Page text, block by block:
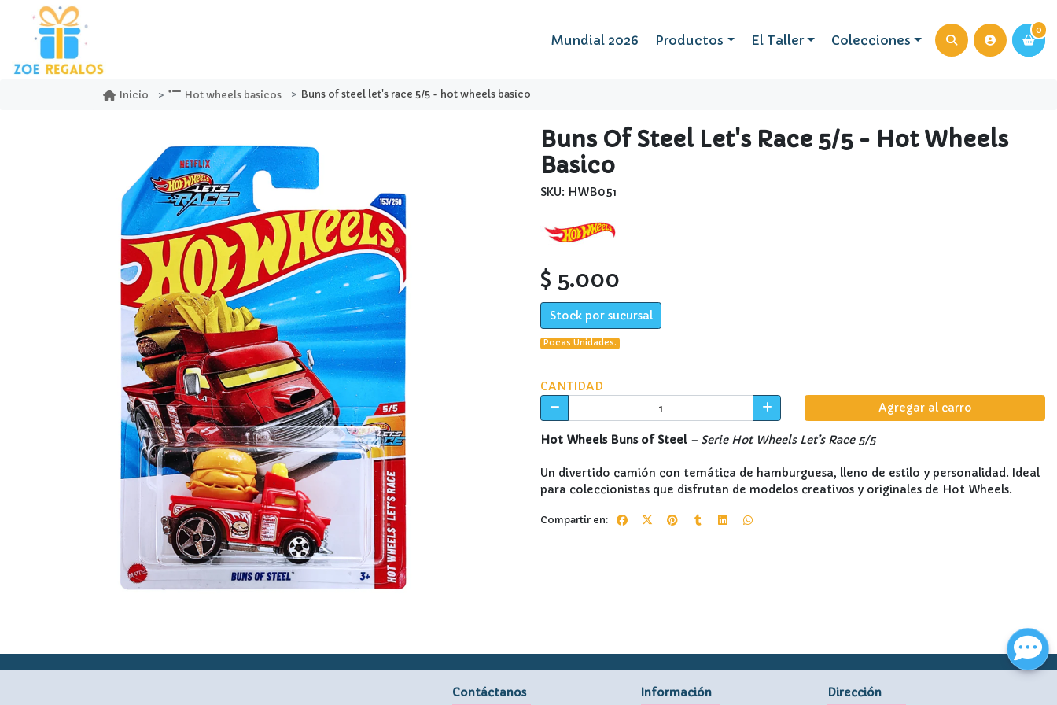
0
Mundial 2026 Productos El Taller Colecciones
0
Inicio Hot wheels basicos Buns of steel let's race 5/5 - hot wheels basico
Buns Of Steel Let's Race 5/5 - Hot Wheels
Basico
SKU: HWB051
$ 5.000
Stock por sucursal
Pocas Unidades.
CANTIDAD
Agregar al carro
Hot Wheels Buns of Steel – Serie Hot Wheels Let’s Race 5/5
Un divertido camión con temática de hamburguesa, lleno de estilo y personalidad. Ideal
para coleccionistas que disfrutan de modelos creativos y originales de Hot Wheels.
Compartir en:
Contáctanos Información Dirección